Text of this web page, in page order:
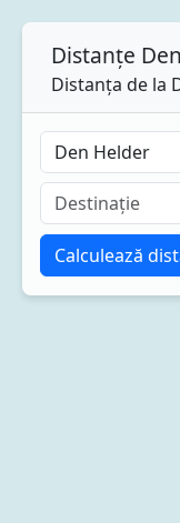
Distanțe
Distanța de la
Calculează